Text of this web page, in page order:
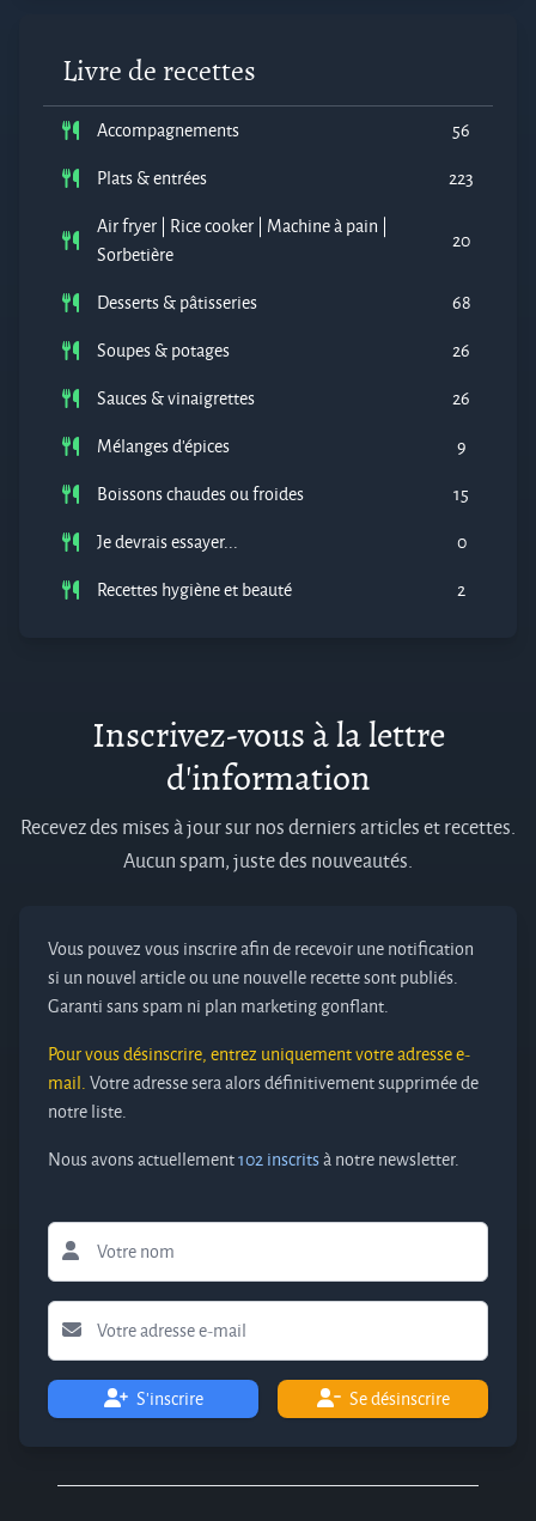
Livre de recettes
Accompagnements
56
Plats & entrées
223
Air fryer | Rice cooker | Machine à pain |
Sorbetière
20
Desserts & pâtisseries
68
Soupes & potages
26
Sauces & vinaigrettes
26
Mélanges d'épices
9
Boissons chaudes ou froides
15
Je devrais essayer...
0
Recettes hygiène et beauté
2
Inscrivez-vous à la lettre
d'information
Recevez des mises à jour sur nos derniers articles et recettes.
Aucun spam, juste des nouveautés.
Vous pouvez vous inscrire afin de recevoir une notification
si un nouvel article ou une nouvelle recette sont publiés.
Garanti sans spam ni plan marketing gonflant.
Pour vous désinscrire, entrez uniquement votre adresse e-
mail.Votre adresse sera alors définitivement supprimée de
notre liste.
Nous avons actuellement102 inscritsà notre newsletter.
S'inscrire Se désinscrire